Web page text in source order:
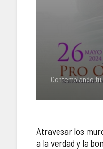
Contemplando
Atravesar los
a la verdad y la